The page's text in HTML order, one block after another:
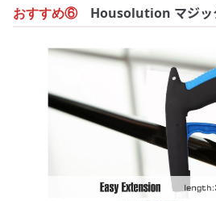
おすすめ⑥Housolution マジッ